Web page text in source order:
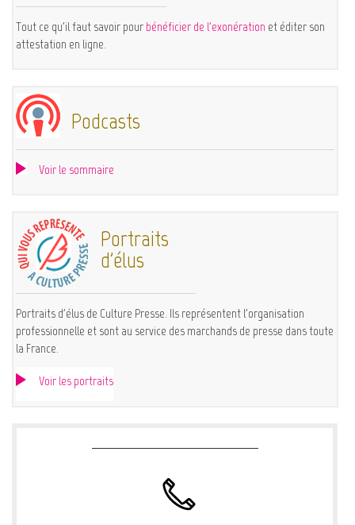
Tout ce qu'il faut savoir pour bénéficier de l'exonération et éditer son
attestation en ligne.
Podcasts
Voir le sommaire
Portraits
d'élus
Portraits d'élus de Culture Presse. Ils représentent l'organisation
professionnelle et sont au service des marchands de presse dans toute
la France.
Voir les portraits